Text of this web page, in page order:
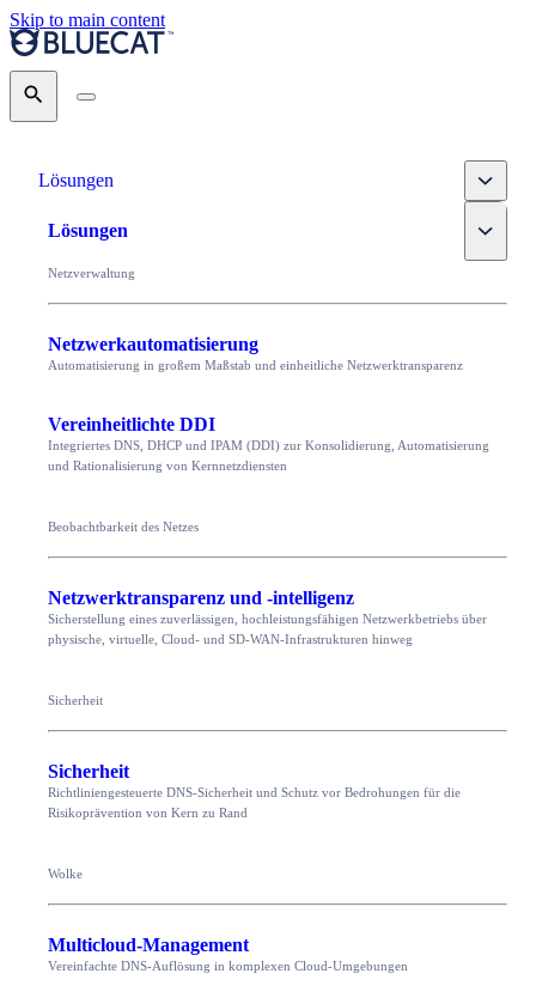
Skip to main content
Search
Lösungen Toggle
Lösungen Toggle
Netzverwaltung
Netzwerkautomatisierung
Automatisierung in großem Maßstab und einheitliche Netzwerktransparenz
Vereinheitlichte DDI
Integriertes DNS, DHCP und IPAM (DDI) zur Konsolidierung, Automatisierung
und Rationalisierung von Kernnetzdiensten
Beobachtbarkeit des Netzes
Netzwerktransparenz und -intelligenz
Sicherstellung eines zuverlässigen, hochleistungsfähigen Netzwerkbetriebs über
physische, virtuelle, Cloud- und SD-WAN-Infrastrukturen hinweg
Sicherheit
Sicherheit
Richtliniengesteuerte DNS-Sicherheit und Schutz vor Bedrohungen für die
Risikoprävention von Kern zu Rand
Wolke
Multicloud-Management
Vereinfachte DNS-Auflösung in komplexen Cloud-Umgebungen